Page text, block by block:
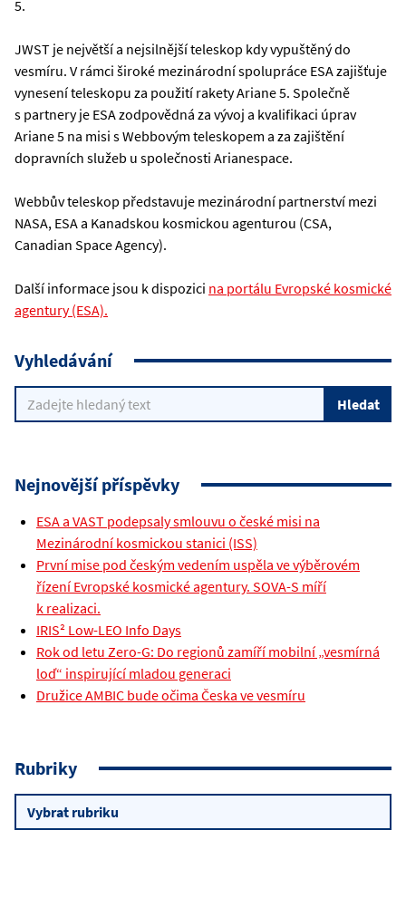
5.
JWST je největší a nejsilnější teleskop kdy vypuštěný do
vesmíru. V rámci široké mezinárodní spolupráce ESA zajišťuje
vynesení teleskopu za použití rakety Ariane 5. Společně
s partnery je ESA zodpovědná za vývoj a kvalifikaci úprav
Ariane 5 na misi s Webbovým teleskopem a za zajištění
dopravních služeb u společnosti Arianespace.
Webbův teleskop představuje mezinárodní partnerství mezi
NASA, ESA a Kanadskou kosmickou agenturou (CSA,
Canadian Space Agency).
Další informace jsou k dispozici na portálu Evropské kosmické
agentury (ESA).
Vyhledávání
Nejnovější příspěvky
ESA a VAST podepsaly smlouvu o české misi na
Mezinárodní kosmickou stanici (ISS)
První mise pod českým vedením uspěla ve výběrovém
řízení Evropské kosmické agentury. SOVA-S míří
k realizaci.
IRIS² Low-LEO Info Days
Rok od letu Zero-G: Do regionů zamíří mobilní „vesmírná
loď“ inspirující mladou generaci
Družice AMBIC bude očima Česka ve vesmíru
Rubriky
Rubriky